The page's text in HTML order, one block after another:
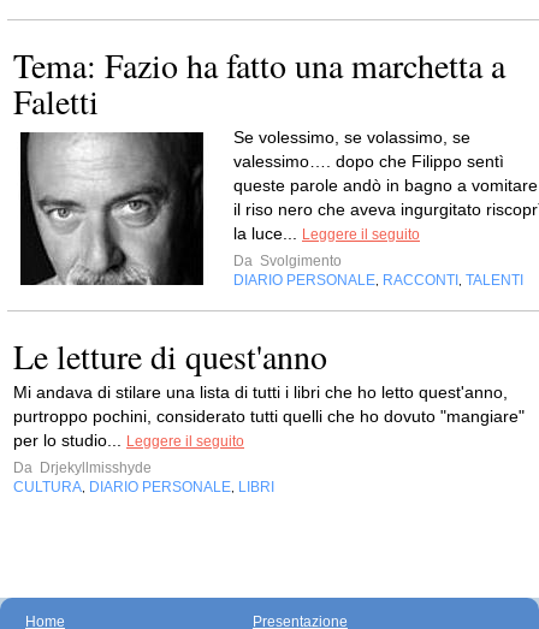
Tema: Fazio ha fatto una marchetta a
Faletti
Se volessimo, se volassimo, se
valessimo…. dopo che Filippo sentì
queste parole andò in bagno a
il riso nero che aveva ingurgitato
la luce... Leggere il seguito
Da Svolgimento
DIARIO PERSONALE, RACCONTI , TALENTI
Le letture di quest'anno
Mi andava di stilare una lista di tutti i libri che ho letto quest'anno,
purtroppo pochini, considerato tutti quelli che ho dovuto "mangiare"
per lo studio... Leggere il seguito
Da Drjekyllmisshyde
CULTURA, DIARIO PERSONALE, LIBRI
Home Presentazione